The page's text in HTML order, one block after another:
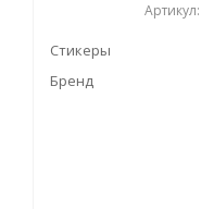
Артикул:
Стикеры
Бренд